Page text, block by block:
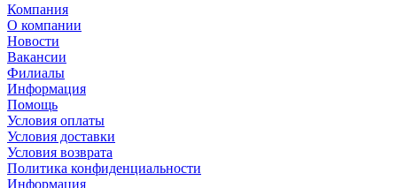
Компания
О компании
Новости
Вакансии
Филиалы
Информация
Помощь
Условия оплаты
Условия доставки
Условия возврата
Политика конфиденциальности
Информация